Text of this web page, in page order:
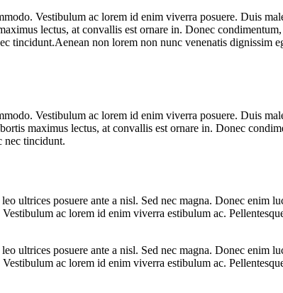
Vestibulum ac lorem id enim viverra posuere. Duis
lectus, at convallis est ornare in. Donec
tincidunt.Aenean non lorem non nunc venenatis dignissim
Vestibulum ac lorem id enim viverra posuere. Duis
maximus lectus, at convallis est ornare in. Donec
nec tincidunt.
ultrices posuere ante a nisl. Sed nec magna. Donec enim
ac lorem id enim viverra estibulum ac.
ultrices posuere ante a nisl. Sed nec magna. Donec enim
ac lorem id enim viverra estibulum ac.